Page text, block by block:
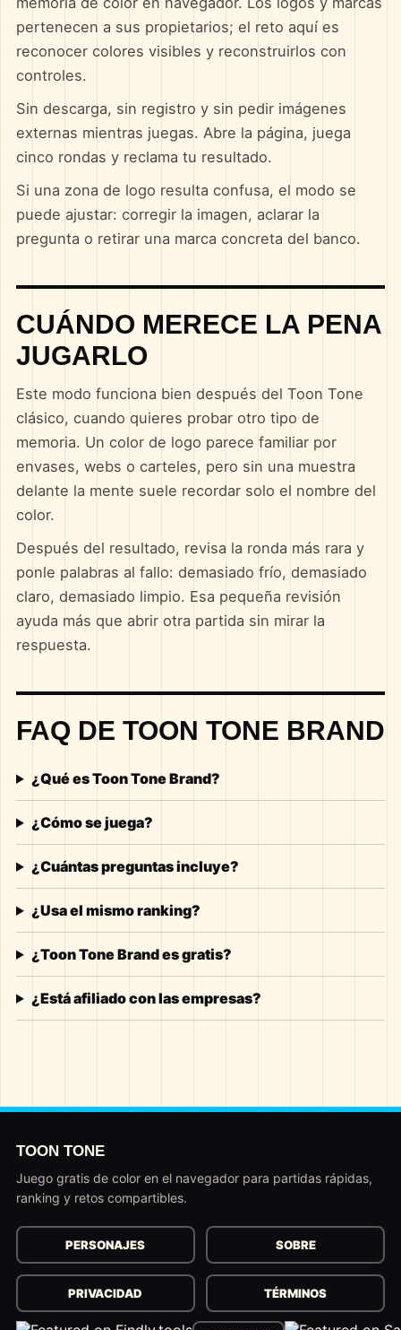
pertenecen a sus propietarios; el reto aquí es
reconocer colores visibles y reconstruirlos con
controles.
Sin descarga, sin registro y sin pedir imágenes
externas mientras juegas. Abre la página, juega
cinco rondas y reclama tu resultado.
Si una zona de logo resulta confusa, el modo se
puede ajustar: corregir la imagen, aclarar la
pregunta o retirar una marca concreta del banco.
CUÁNDO MERECE LA PENA
JUGARLO
Este modo funciona bien después del Toon Tone
clásico, cuando quieres probar otro tipo de
memoria. Un color de logo parece familiar por
envases, webs o carteles, pero sin una muestra
delante la mente suele recordar solo el nombre del
color.
Después del resultado, revisa la ronda más rara y
ponle palabras al fallo: demasiado frío, demasiado
claro, demasiado limpio. Esa pequeña revisión
ayuda más que abrir otra partida sin mirar la
respuesta.
FAQ DE TOON TONE BRAND
¿Qué es Toon Tone Brand?
¿Cómo se juega?
¿Cuántas preguntas incluye?
¿Usa el mismo ranking?
¿Toon Tone Brand es gratis?
¿Está afiliado con las empresas?
TOON TONE
Juego gratis de color en el navegador para partidas rápidas,
ranking y retos compartibles.
PERSONAJES SOBRE
PRIVACIDAD TÉRMINOS